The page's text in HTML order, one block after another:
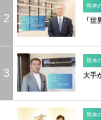
2
熊本
「
3
熊本
大手
熊本